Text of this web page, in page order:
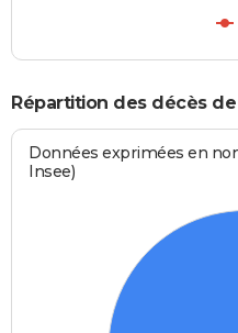
Répartition des décès de
Données exprimées en
Insee)